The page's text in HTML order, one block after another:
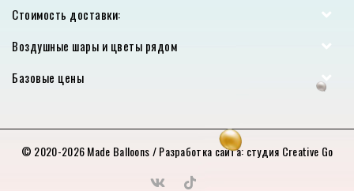
Стоимость доставки:
Воздушные шары и цветы рядом
Базовые цены
© 2020-2026Made Balloons/ Разработка сайта: студия Creative Go